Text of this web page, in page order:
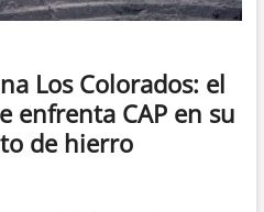
Los Colorados: el
enfrenta CAP en su
de hierro